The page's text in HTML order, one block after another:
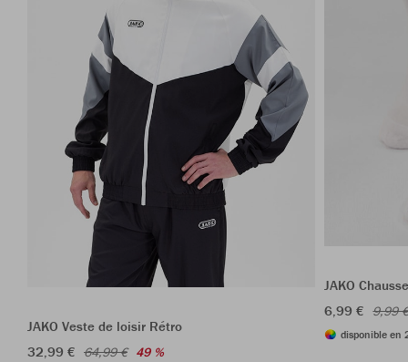
JAKO Veste de loisir Rétro
32,99 € 64,99 € 49 %
JAKO
6,99 € 9,99
disponible en